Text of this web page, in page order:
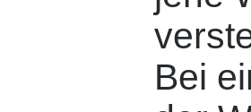
Bei